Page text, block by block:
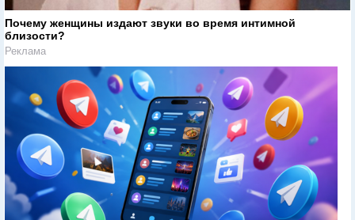
Почему женщины издают звуки во время интимной
близости?
Реклама